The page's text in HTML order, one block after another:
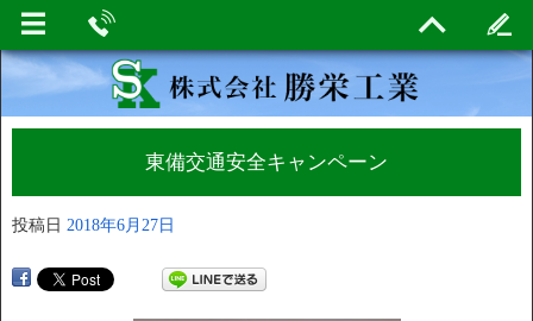
東備交通安全キャンペーン
投稿日 2018年6月27日